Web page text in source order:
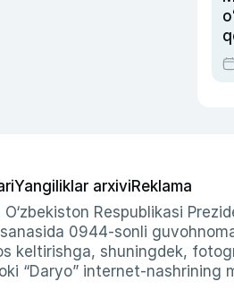
Yangiliklar arxiviReklama
Respublikasi
0944-sonli
keltirishga, shuningdek,
“Daryo” internet-nashrining